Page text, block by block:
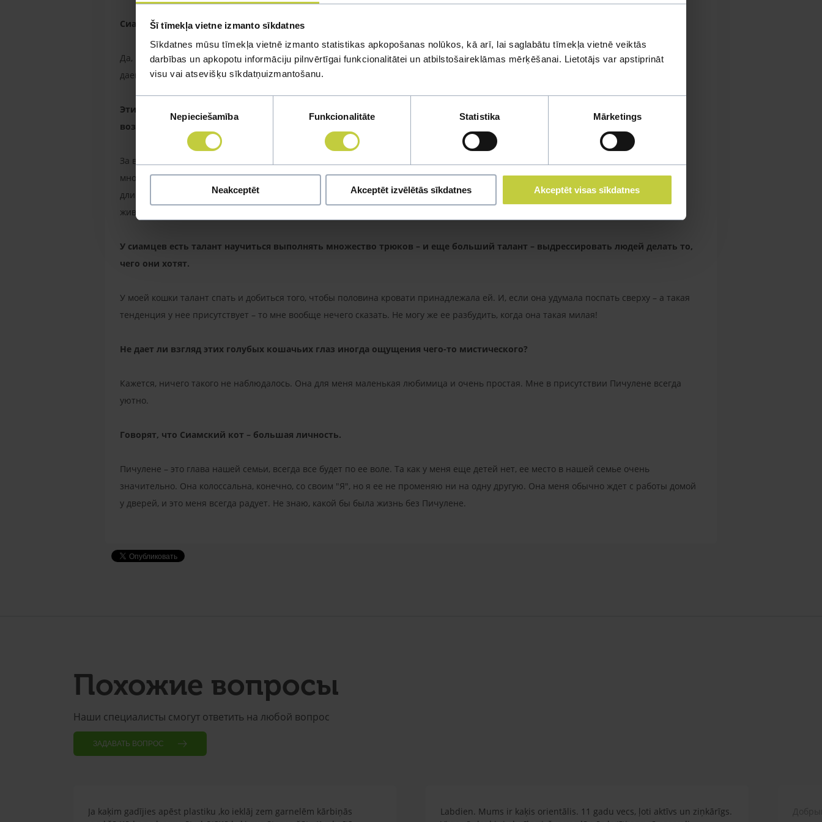
Šī tīmekļa vietne izmanto sīkdatnes
Sīkdatnes mūsu tīmekļa vietnē izmanto statistikas apkopošanas nolūkos, kā arī, lai saglabātu tīmekļa vietnē veiktās
darbības un apkopotu informāciju pilnvērtīgai funkcionalitātei un atbilstošaireklāmas mērķēšanai. Lietotājs var apstiprināt
visu vai atsevišķu sīkdatņuizmantošanu.
Nepieciešamība Funkcionalitāte Statistika Mārketings
Neakceptēt Akceptēt izvēlētās sīkdatnes Akceptēt visas sīkdatnes
Сиамским кошкам особенно не нравится, когда их на долго оставляют одних, например, на день, когда хозяин на работе.
Да, Пичулене не нравится, когда ее оставляют одну, однако за четыре года она доказала, что с детства оставалась одна. Так как мы
даем ей много любви, она свое недовольство особо не выражает.
Эти кошки спортивны и очень любят играться, поэтому рекомендуют подготовить для них много игрушек, иначе они
возьмутся за мебель и другие вещи людей.
За весь этот год она мне не попортила ничего, поэтому я ее боготворю. Когда я дома, Пичулене днем в основном спит или ходит за
мной по пятам как собачка, но иногда настигает желание поиграться. Самые любимые ее игрушки из магазина DINO ZOO – мячик, с
длинным, пушистым хвостом и еще палочки с пуховым наконечником. Но иногда ей хватает и шуршащей конфетной бумажки. Она
живет только в помещении, но много времени проводит на балконе, поэтому свежего воздуха у нее в достатке.
У сиамцев есть талант научиться выполнять множество трюков – и еще больший талант – выдрессировать людей делать то,
чего они хотят.
У моей кошки талант спать и добиться того, чтобы половина кровати принадлежала ей. И, если она удумала поспать сверху – а такая
тенденция у нее присутствует – то мне вообще нечего сказать. Не могу же ее разбудить, когда она такая милая!
Не дает ли взгляд этих голубых кошачьих глаз иногда ощущения чего-то мистического?
Кажется, ничего такого не наблюдалось. Она для меня маленькая любимица и очень простая. Мне в присутствии Пичулене всегда
уютно.
Говорят, что Сиамский кот – большая личность.
Пичулене – это глава нашей семьи, всегда все будет по ее воле. Та как у меня еще детей нет, ее место в нашей семье очень
значительно. Она колоссальна, конечно, со своим "Я", но я ее не променяю ни на одну другую. Она меня обычно ждет с работы домой
у дверей, и это меня всегда радует. Не знаю, какой бы была жизнь без Пичулене.
Похожие вопросы
Наши специалисты смогут ответить на любой вопрос
ЗАДАВАТЬ ВОПРОС
Ja kaķim gadījies apēst plastiku ,ko ieklāj zem garnelēm kārbiņās
Labdien. Mums ir kaķis orientālis. 11 gadu vecs, ļoti aktīvs un ziņkārīgs.